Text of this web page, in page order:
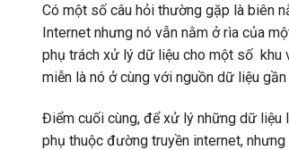
Có một số câu hỏi thường gặp là biên
Internet nhưng nó vẫn nằm ở rìa của
phụ trách xử lý dữ liệu cho một số khu
miễn là nó ở cùng với nguồn dữ liệu
Điểm cuối cùng, để xử lý những dữ liệu
phụ thuộc đường truyền internet,